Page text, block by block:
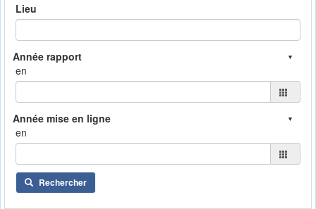
Lieu
en
en
Rechercher